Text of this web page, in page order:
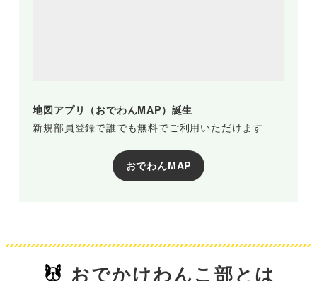
地図アプリ（おでわんMAP）誕生
新規部員登録で誰でも無料でご利用いただけます
おでわんMAP
おでかけわんこ部とは